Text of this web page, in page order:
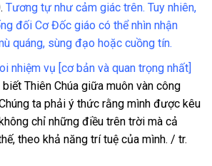
Tương tự như cảm giác trên. Tuy nhiên,
đối Cơ Đốc giáo có thể nhìn nhận
quáng, sùng đạo hoặc cuồng tín.
nhiệm vụ [cơ bản và quan trọng nhất]
Thiên Chúa giữa muôn vàn công
ta phải ý thức rằng mình được kêu
chỉ những điều trên trời mà cả
theo khả năng trí tuệ của mình. / tr.